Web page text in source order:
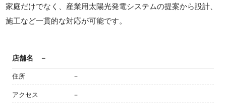
家庭だけでなく、産業用太陽光発電システムの提案から設計、
施工など一貫的な対応が可能です。
店舗名 －
住所 －
アクセス －